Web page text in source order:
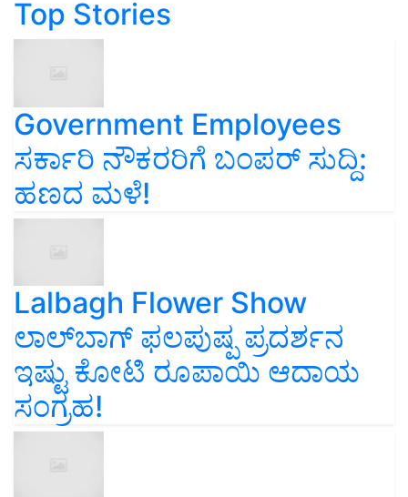
Top Stories
Government Employees
ಸರ್ಕಾರಿ ನೌಕರರಿಗೆ ಬಂಪರ್‌ ಸುದ್ದಿ:
ಹಣದ ಮಳೆ!
Lalbagh Flower Show
ಲಾಲ್‌ಬಾಗ್ ಫಲಪುಷ್ಪ ಪ್ರದರ್ಶನ
ಇಷ್ಟು ಕೋಟಿ ರೂಪಾಯಿ ಆದಾಯ
ಸಂಗ್ರಹ!